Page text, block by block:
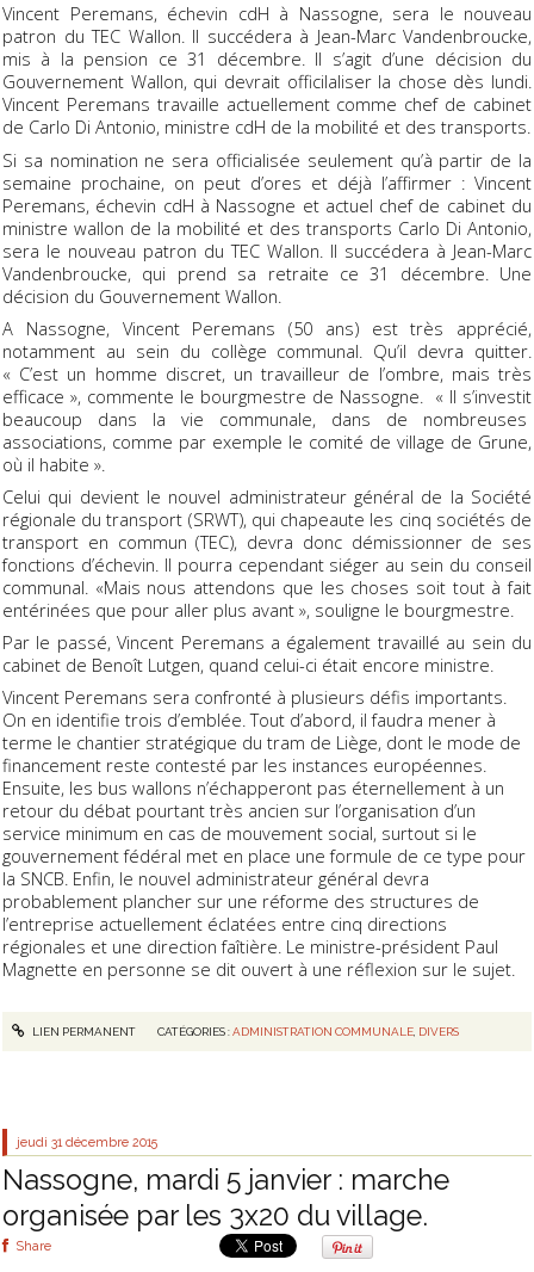
Vincent Peremans, échevin cdH à Nassogne, sera le nouveau
patron du TEC Wallon. Il succédera à Jean-Marc Vandenbroucke,
mis à la pension ce 31 décembre. Il s’agit d’une décision du
Gouvernement Wallon, qui devrait officilaliser la chose dès lundi.
Vincent Peremans travaille actuellement comme chef de cabinet
de Carlo Di Antonio, ministre cdH de la mobilité et des transports.
Si sa nomination ne sera officialisée seulement qu’à partir de la
semaine prochaine, on peut d’ores et déjà l’affirmer : Vincent
Peremans, échevin cdH à Nassogne et actuel chef de cabinet du
ministre wallon de la mobilité et des transports Carlo Di Antonio,
sera le nouveau patron du TEC Wallon. Il succédera à Jean-Marc
Vandenbroucke, qui prend sa retraite ce 31 décembre. Une
décision du Gouvernement Wallon.
A Nassogne, Vincent Peremans (50 ans) est très apprécié,
notamment au sein du collège communal. Qu’il devra quitter.
« C’est un homme discret, un travailleur de l’ombre, mais très
efficace », commente le bourgmestre de Nassogne. « Il s’investit
beaucoup dans la vie communale, dans de nombreuses
associations, comme par exemple le comité de village de Grune,
où il habite ».
Celui qui devient le nouvel administrateur général de la Société
régionale du transport (SRWT), qui chapeaute les cinq sociétés de
transport en commun (TEC), devra donc démissionner de ses
fonctions d’échevin. Il pourra cependant siéger au sein du conseil
communal. «Mais nous attendons que les choses soit tout à fait
entérinées que pour aller plus avant », souligne le bourgmestre.
Par le passé, Vincent Peremans a également travaillé au sein du
cabinet de Benoît Lutgen, quand celui-ci était encore ministre.
Vincent Peremans sera confronté à plusieurs défis importants.
On en identifie trois d’emblée. Tout d’abord, il faudra mener à
terme le chantier stratégique du tram de Liège, dont le mode de
financement reste contesté par les instances européennes.
Ensuite, les bus wallons n’échapperont pas éternellement à un
retour du débat pourtant très ancien sur l’organisation d’un
service minimum en cas de mouvement social, surtout si le
gouvernement fédéral met en place une formule de ce type pour
la SNCB. Enfin, le nouvel administrateur général devra
probablement plancher sur une réforme des structures de
l’entreprise actuellement éclatées entre cinq directions
régionales et une direction faîtière. Le ministre-président Paul
Magnette en personne se dit ouvert à une réflexion sur le sujet.
LIEN PERMANENT CATÉGORIES :ADMINISTRATION COMMUNALE, DIVERS
jeudi 31 décembre 2015
Nassogne, mardi 5 janvier : marche
organisée par les 3x20 du village.
Share